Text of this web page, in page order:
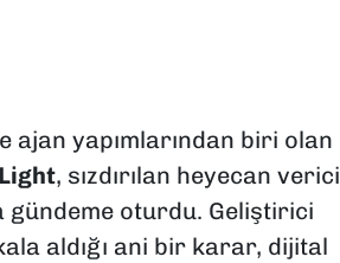
ajan yapımlarından biri olan
, sızdırılan heyecan verici
gündeme oturdu. Geliştirici
aldığı ani bir karar, dijital